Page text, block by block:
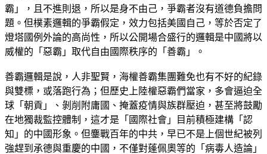
霸」，且不進則退，所以是身不由己，爭霸者沒有道德負擔問
題。但樸素邏輯的爭霸假定，效力包括美國自己，等於否定了
燈塔國例外論的高尚性，所以公開場合盛行的邏輯是中國將以
威權的「惡霸」取代自由國際秩序的「善霸」。
善霸邏輯是說，人非聖賢，海權善霸集團難免也有不好的紀錄
與雙標，或落跑行為；但歷史上陸權惡霸們當家，多會逼迫全
球「朝貢」、剝削附庸國、掩蓋疫情與族群壓迫，甚至將鼓勵
在地獨裁監控體制，這才是「國際社會」目前積極建構「認
知」的中國形象。但鏖戰百年的中共，早已不是上個世紀被列
強趕到承德與重慶的中國，不僅對蓬佩奧等的「病毒人造論」